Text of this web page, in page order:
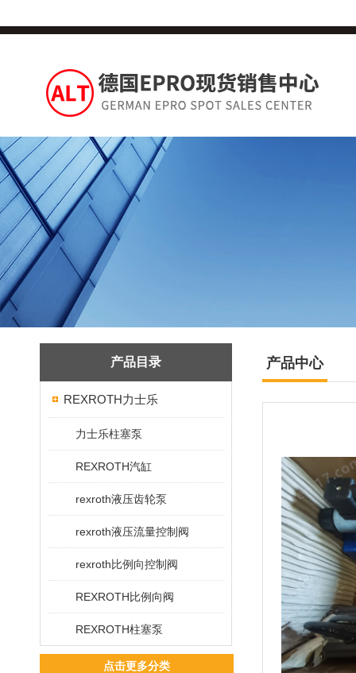
产品目录
REXROTH力士乐
力士乐柱塞泵
REXROTH汽缸
rexroth液压齿轮泵
rexroth液压流量控制阀
rexroth比例向控制阀
REXROTH比例向阀
REXROTH柱塞泵
点击更多分类
产品中心